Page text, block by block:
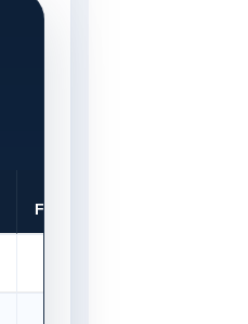
FULL LOAN (RM)